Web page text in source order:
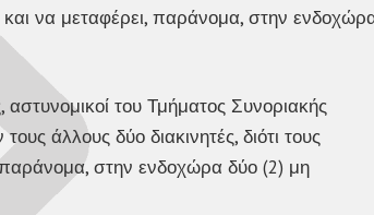
και να μεταφέρει, παράνομα, στην
του Τμήματος Συνοριακής
άλλους δύο διακινητές, διότι τους
παράνομα, στην ενδοχώρα δύο (2) μη